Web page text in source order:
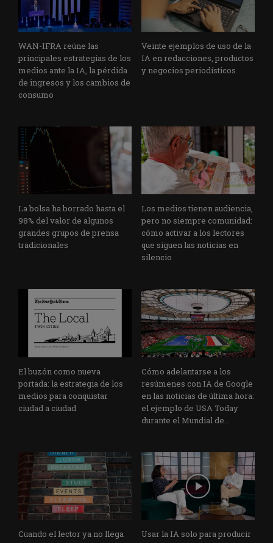
WAN-IFRA reúne las
principales estrategias de los
medios ante la IA, la pérdida
de ingresos y los cambios de
consumo
Veinte ejemplos de uso de la
IA en redacciones, productos
y negocios periodísticos
La bolsa ha borrado hasta el
98% del valor de algunos
grandes grupos de prensa
tradicionales
Los medios tienen audiencia,
pero no siempre comunidad:
cómo activar a los lectores
que siguen las noticias en
silencio
El buzón como nueva
portada: la estrategia de los
medios para conquistar
ciudad a ciudad
Cómo adelantarse a los
resúmenes con IA de Google
en las noticias de última hora:
el ejemplo de USA Today
durante el Mundial de...
Cuando el lector ya no llega
Usar la IA solo para producir